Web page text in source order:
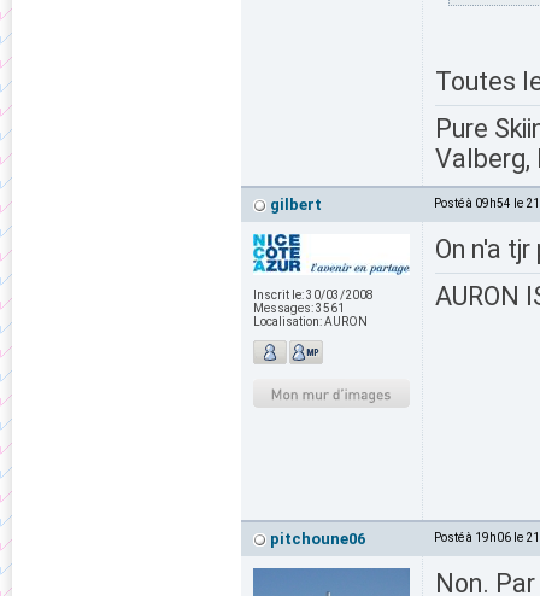
Toutes
Pure
Valberg,
gilbert Posté à 09h54 le
Inscrit le:30/03/2008
Messages:3561
Localisation:AURON
On n'a
AURON
pitchoune06 Posté à 19h06 le
Non.